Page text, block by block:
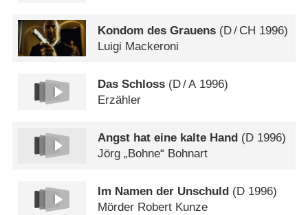
Kondom des Grauens (D/ CH 1996)
Luigi Mackeroni
Das Schloss (D/A 1996)
Erzähler
Angst hat eine kalte Hand (D 1996)
Jörg „Bohne“ Bohnart
Im Namen der Unschuld (D 1996)
Mörder Robert Kunze